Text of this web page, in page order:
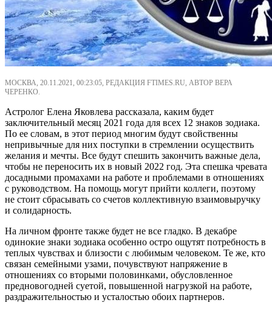
МОСКВА, 20.11.2021, 00:23:05, РЕДАКЦИЯ FTIMES.RU, АВТОР ВЕРА
ЧЕРЕНКО.
Астролог Елена Яковлева рассказала, каким будет
заключительный месяц 2021 года для всех 12 знаков зодиака.
По ее словам, в этот период многим будут свойственны
непривычные для них поступки в стремлении осуществить
желания и мечты. Все будут спешить закончить важные дела,
чтобы не переносить их в новый 2022 год. Эта спешка чревата
досадными промахами на работе и проблемами в отношениях
с руководством. На помощь могут прийти коллеги, поэтому
не стоит сбрасывать со счетов коллективную взаимовыручку
и солидарность.
На личном фронте также будет не все гладко. В декабре
одинокие знаки зодиака особенно остро ощутят потребность в
теплых чувствах и близости с любимым человеком. Те же, кто
связан семейными узами, почувствуют напряжение в
отношениях со вторыми половинками, обусловленное
предновогодней суетой, повышенной нагрузкой на работе,
раздражительностью и усталостью обоих партнеров.